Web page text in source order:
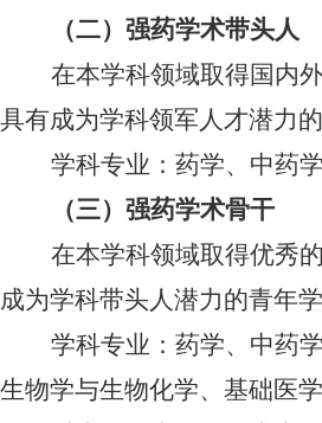
（二）强药学术带头人
在本学科领域取得国内
具有成为学科领军人才潜力的
学科专业： 药学、中药
（三）强药学术骨干
在本学科领域取得优秀
成为学科带头人潜力的青年学
学科专业：药学、中药
生物学与生物化学、基础医